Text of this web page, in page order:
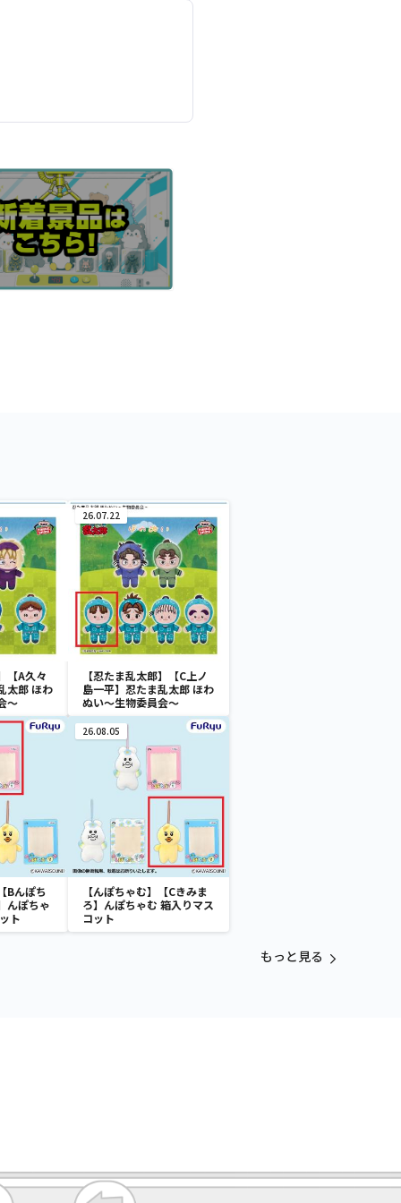
【A久々
太郎 ほわ
～
26.07.22
【忍たま乱太郎】【C上ノ
島一平】忍たま乱太郎 ほわ
ぬい～生物委員会～
Bんぽち
んぽちゃ
ト
26.08.05
【んぽちゃむ】【Cきみま
ろ】んぽちゃむ 箱入りマス
コット
もっと見る